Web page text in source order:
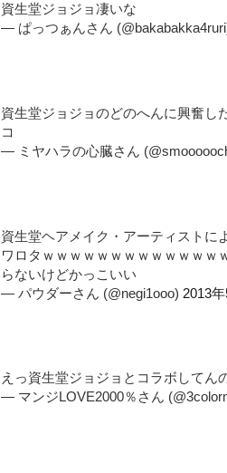
資生堂ジョジョ凄いな
— ぱっつぁんさん
資生堂ジョジョのどのへんに興奮し
コ
— ミヤハラの心臓さん
資生堂ヘアメイク・アーティストに
ワロタｗｗｗｗｗｗｗｗｗｗｗｗｗ
らないけどかっこいい
— パウダーさん (@negi1ooo) 2013
えっ資生堂ジョジョとコラボしてん
— マンジLOVE2000％さん